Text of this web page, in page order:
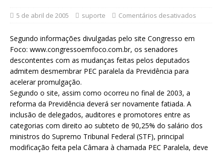
5 de abril de 2005 suporte Comentários desativados
Segundo informações divulgadas pelo site Congresso em
Foco: www.congressoemfoco.com.br, os senadores
descontentes com as mudanças feitas pelos deputados
admitem desmembrar PEC paralela da Previdência para
acelerar promulgação.
Segundo o site, assim como ocorreu no final de 2003, a
reforma da Previdência deverá ser novamente fatiada. A
inclusão de delegados, auditores e promotores entre as
categorias com direito ao subteto de 90,25% do salário dos
ministros do Supremo Tribunal Federal (STF), principal
modificação feita pela Câmara à chamada PEC Paralela, deve